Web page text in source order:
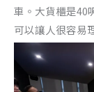
車。大貨櫃是40
可以讓人很容易